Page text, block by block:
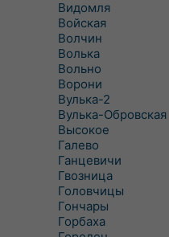
Видомля
Войская
Волчин
Волька
Вольно
Ворони
Вулька-2
Вулька-Обровская
Высокое
Галево
Ганцевичи
Гвозница
Головчицы
Гончары
Горбаха